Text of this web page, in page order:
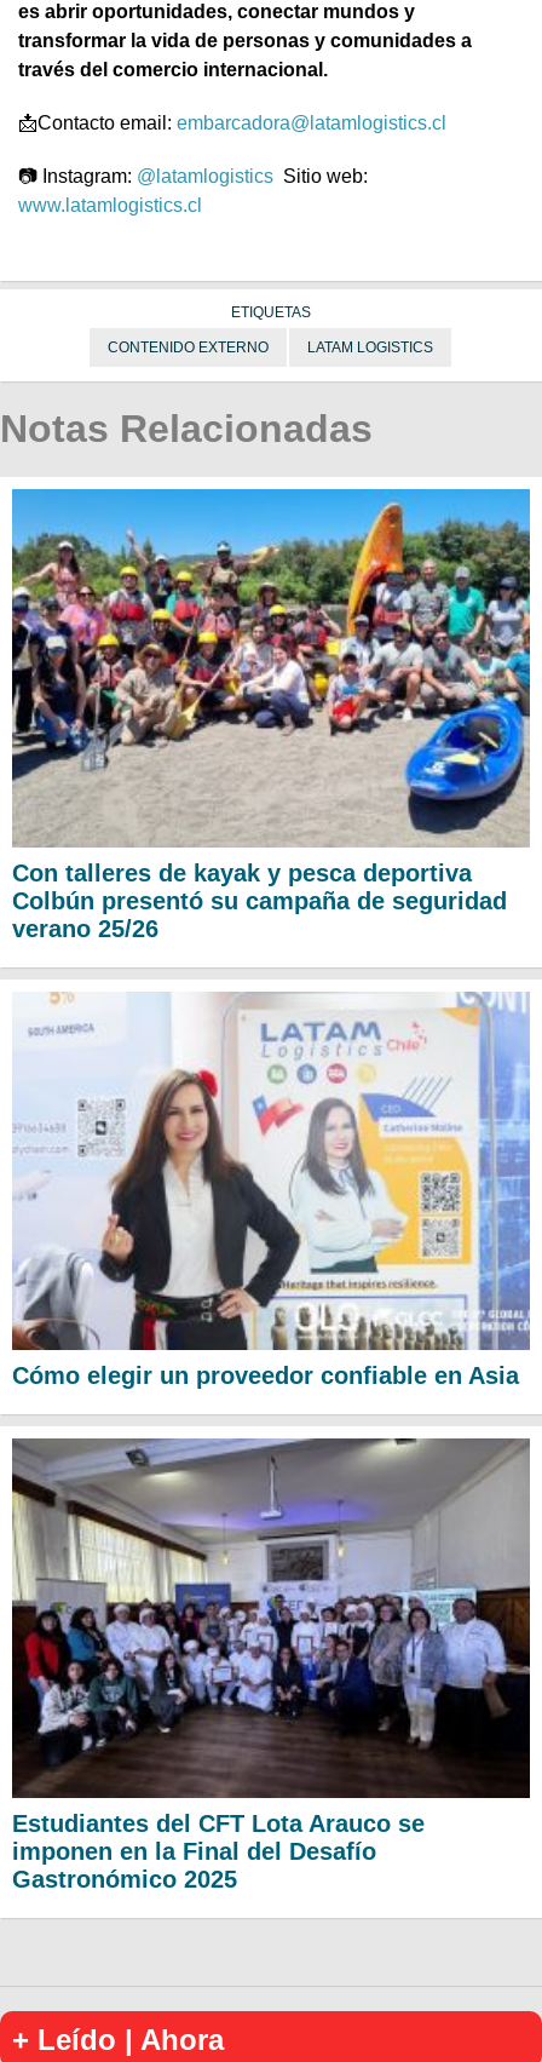
es abrir oportunidades, conectar mundos y
transformar la vida de personas y comunidades a
través del comercio internacional.
📩Contacto email: embarcadora@latamlogistics.cl
📷 Instagram: @latamlogistics Sitio web:
www.latamlogistics.cl
ETIQUETAS
CONTENIDO EXTERNO LATAM LOGISTICS
Notas Relacionadas
Con talleres de kayak y pesca deportiva
Colbún presentó su campaña de seguridad
verano 25/26
Cómo elegir un proveedor confiable en Asia
Estudiantes del CFT Lota Arauco se
imponen en la Final del Desafío
Gastronómico 2025
+ Leído | Ahora